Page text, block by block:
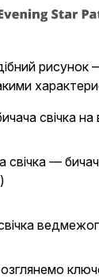
свічка
свічка —